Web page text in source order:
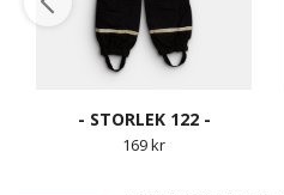
- STORLEK 122 -
169 kr